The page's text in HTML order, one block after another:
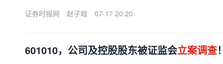
证券时报网 赵子晗 07-17 20:20
601010，公司及控股股东被证监会立案调查